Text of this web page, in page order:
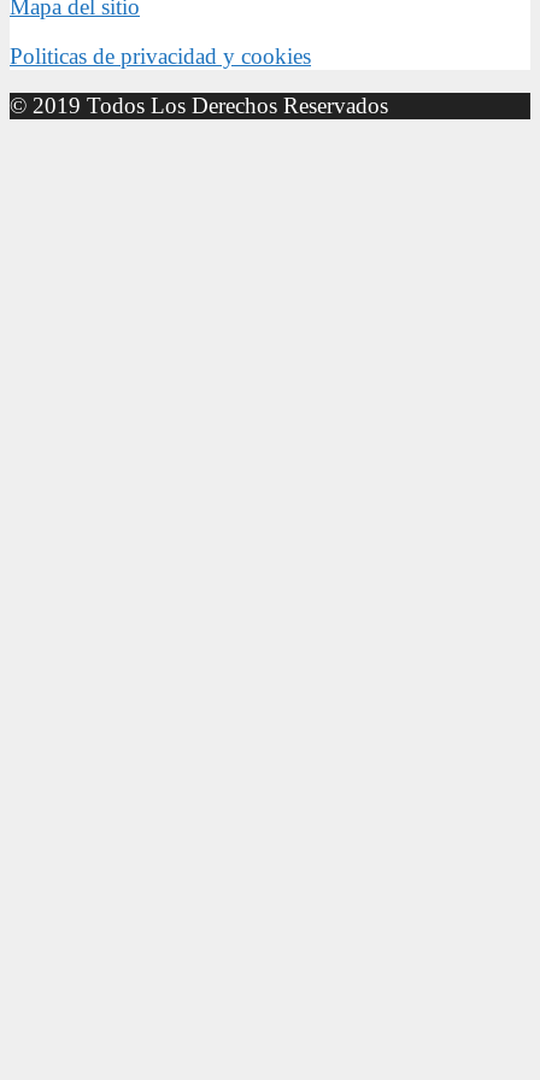
Mapa del sitio
Politicas de privacidad y cookies
© 2019 Todos Los Derechos Reservados